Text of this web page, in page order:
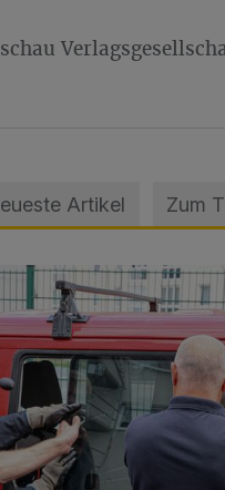
Artikel Zum
verschlossenem VW Bulli